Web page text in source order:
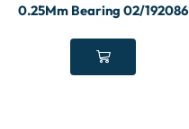
0.25Mm Bearing 02/192086